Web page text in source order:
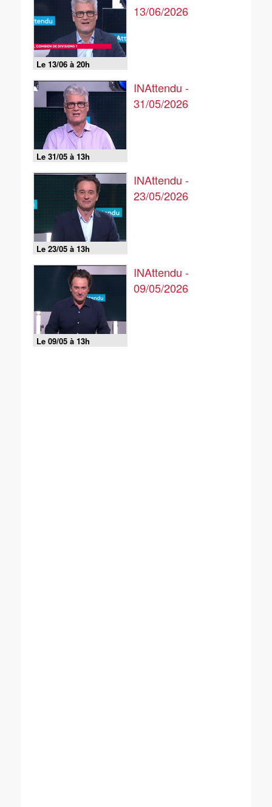
Le 13/06 à 20h
13/06/2026
Le 31/05 à 13h
INAttendu -
31/05/2026
Le 23/05 à 13h
INAttendu -
23/05/2026
Le 09/05 à 13h
INAttendu -
09/05/2026